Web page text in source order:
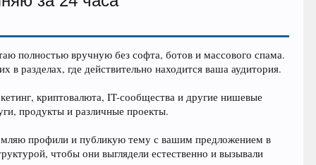
полностью вручную без софта, ботов и массового спама.
где действительно находится ваша аудитория.
криптовалюта, IT-сообщества и другие нишевые
продукты и различные проекты.
профили и публикую тему с вашим предложением в
чтобы они выглядели естественно и вызывали